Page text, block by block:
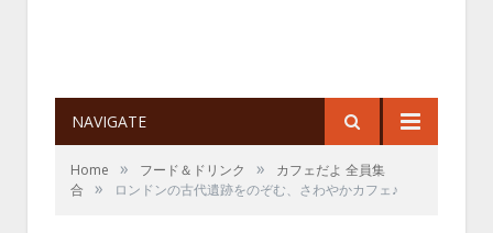
NAVIGATE
Home » フード＆ドリンク »
カフェだよ 全員集
合
» ロンドンの古代遺跡をのぞむ、さわやかカフェ♪